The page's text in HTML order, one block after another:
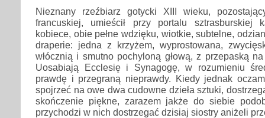
Nieznany rzeźbiarz gotycki XIII wieku,
francuskiej, umieścił przy portalu sztrasburskiej
kobiece, obie pełne wdzięku, wiotkie, subtelne,
draperie: jedna z krzyżem, wyprostowana,
włócznią i smutno pochyloną głową, z przepaską
Uosabiają Ecclesię i Synagogę, w rozumieniu
prawdę i przegraną nieprawdy. Kiedy jednak
spojrzeć na owe dwa cudowne dzieła sztuki,
skończenie piękne, zarazem jakże do siebie
przychodzi w nich dostrzegać dzisiaj siostry aniżeli